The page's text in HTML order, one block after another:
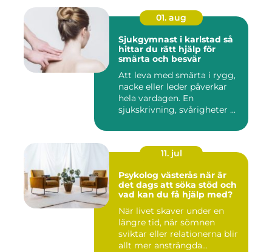
01. aug
Sjukgymnast i karlstad så
hittar du rätt hjälp för
smärta och besvär
Att leva med smärta i rygg,
nacke eller leder påverkar
hela vardagen. En
sjukskrivning, svårigheter ...
11. jul
Psykolog västerås när är
det dags att söka stöd och
vad kan du få hjälp med?
När livet skaver under en
längre tid, när sömnen
sviktar eller relationerna blir
allt mer ansträngda...